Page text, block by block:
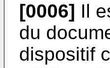
[0006] Il
du
dispositif